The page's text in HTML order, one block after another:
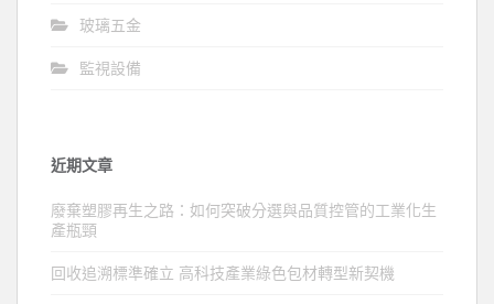
玻璃五金
監視設備
近期文章
廢棄塑膠再生之路：如何突破分選與品質控管的工業化生
產瓶頸
回收追溯標準確立 高科技產業綠色包材轉型新契機